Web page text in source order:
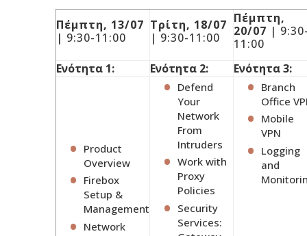
Πέμπτη, 13/07
| 9:30-11:00
Τρίτη, 18/07
| 9:30-11:00
Πέμπτη,
20/07 |
11:00
Ενότητα 1:
Ενότητα 2: Ενότητα 3:
Product
Overview
Firebox
Setup &
Management
Network
Defend
Your
Network
From
Intruders
Work with
Proxy
Policies
Security
Services:
Branch
Office
Mobile
VPN
Logging
and